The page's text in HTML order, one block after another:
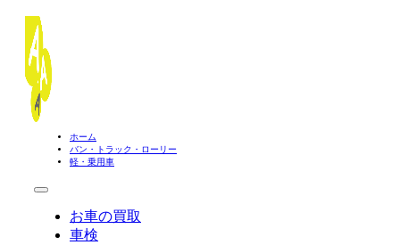
ホーム
バン・トラック・ローリー
軽・乗用車
お車の買取
車検